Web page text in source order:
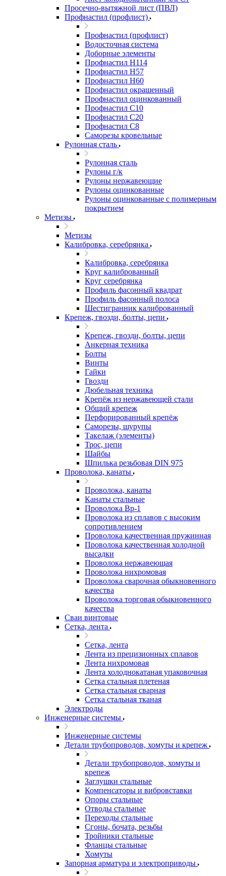
Просечно-вытяжной лист (ПВЛ)
Профнастил (профлист)
Профнастил (профлист)
Водосточная система
Доборные элементы
Профнастил Н114
Профнастил Н57
Профнастил Н60
Профнастил окрашенный
Профнастил оцинкованный
Профнастил С10
Профнастил С20
Профнастил С8
Саморезы кровельные
Рулонная сталь
Рулонная сталь
Рулоны г/к
Рулоны нержавеющие
Рулоны оцинкованные
Рулоны оцинкованные с полимерным
покрытием
Метизы
Метизы
Калибровка, серебрянка
Калибровка, серебрянка
Круг калиброванный
Круг серебрянка
Профиль фасонный квадрат
Профиль фасонный полоса
Шестигранник калиброванный
Крепеж, гвозди, болты, цепи
Крепеж, гвозди, болты, цепи
Анкерная техника
Болты
Винты
Гайки
Гвозди
Дюбельная техника
Крепёж из нержавеющей стали
Общий крепеж
Перфорированный крепёж
Саморезы, шурупы
Такелаж (элементы)
Трос, цепи
Шайбы
Шпилька резьбовая DIN 975
Проволока, канаты
Проволока, канаты
Канаты стальные
Проволока Вр-1
Проволока из сплавов с высоким
сопротивлением
Проволока качественная пружинная
Проволока качественная холодной
высадки
Проволока нержавеющая
Проволока нихромовая
Проволока сварочная обыкновенного
качества
Проволока торговая обыкновенного
качества
Сваи винтовые
Сетка, лента
Сетка, лента
Лента из прецизионных сплавов
Лента нихромовая
Лента холоднокатаная упаковочная
Сетка стальная плетеная
Сетка стальная сварная
Сетка стальная тканая
Электроды
Инженерные системы
Инженерные системы
Детали трубопроводов, хомуты и крепеж
Детали трубопроводов, хомуты и
крепеж
Заглушки стальные
Компенсаторы и вибровставки
Опоры стальные
Отводы стальные
Переходы стальные
Сгоны, бочата, резьбы
Тройники стальные
Фланцы стальные
Хомуты
Запорная арматура и электроприводы